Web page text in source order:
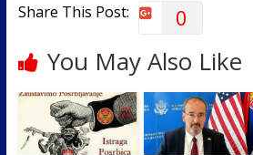
Share This Post: 0
You May Also Like